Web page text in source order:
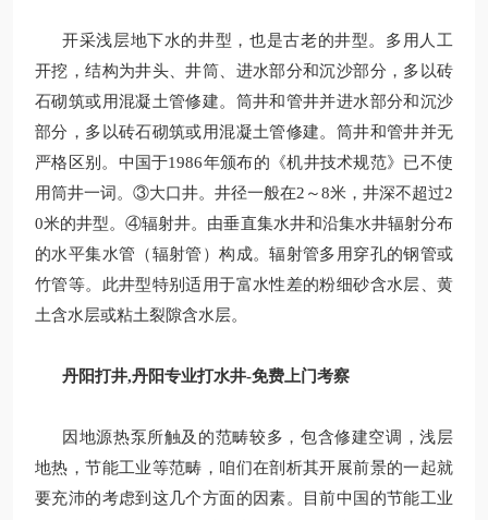
开采浅层地下水的井型，也是古老的井型。多用人工
开挖，结构为井头、井筒、进水部分和沉沙部分，多以砖
石砌筑或用混凝土管修建。筒井和管井并进水部分和沉沙
部分，多以砖石砌筑或用混凝土管修建。筒井和管井并无
严格区别。中国于1986年颁布的《机井技术规范》已不使
用筒井一词。③大口井。井径一般在2～8米，井深不超过2
0米的井型。④辐射井。由垂直集水井和沿集水井辐射分布
的水平集水管（辐射管）构成。辐射管多用穿孔的钢管或
竹管等。此井型特别适用于富水性差的粉细砂含水层、黄
土含水层或粘土裂隙含水层。
丹阳打井,丹阳专业打水井-免费上门考察
因地源热泵所触及的范畴较多，包含修建空调，浅层
地热，节能工业等范畴，咱们在剖析其开展前景的一起就
要充沛的考虑到这几个方面的因素。目前中国的节能工业